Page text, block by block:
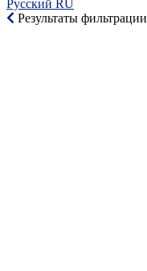
Русский RU‎
Результаты фильтрации